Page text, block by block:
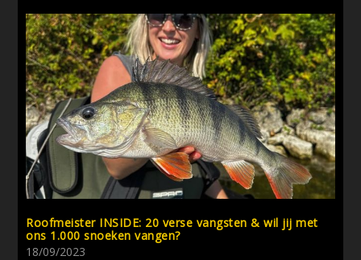
Roofmeister INSIDE: 20 verse vangsten & wil jij met
ons 1.000 snoeken vangen?
18/09/2023